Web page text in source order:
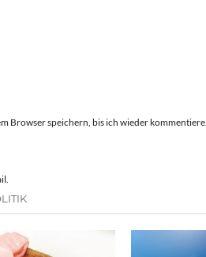
Browser speichern, bis ich wieder kommentiere.